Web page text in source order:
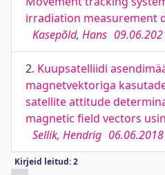
irradiation measurement
Kasepõld, Hans
2. Kuupsatelliidi
magnetvektoriga
satellite attitude
magnetic field vectors
Sellik, Hendrig 06.06.2018
Kirjeid leitud: 2